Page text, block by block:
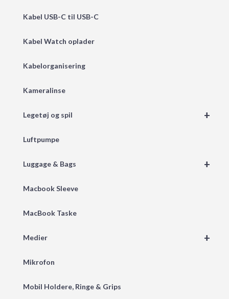
Kabel USB-C til USB-C
Kabel Watch oplader
Kabelorganisering
Kameralinse
+
Legetøj og spil
Luftpumpe
+
Luggage & Bags
Macbook Sleeve
MacBook Taske
+
Medier
Mikrofon
Mobil Holdere, Ringe & Grips